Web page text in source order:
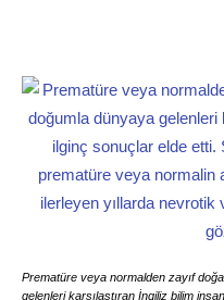
Prematüre veya normalden zayıf
gelenleri karşılaştıran İngiliz bilim